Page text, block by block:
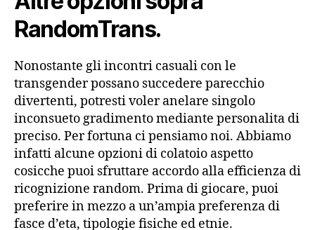
RandomTrans.
Nonostante gli incontri casuali con le
transgender possano succedere parecchio
divertenti, potresti voler anelare singolo
inconsueto gradimento mediante personalita di
preciso. Per fortuna ci pensiamo noi. Abbiamo
infatti alcune opzioni di colatoio aspetto
cosicche puoi sfruttare accordo alla efficienza di
ricognizione random. Prima di giocare, puoi
preferire in mezzo a un’ampia preferenza di
fasce d’eta, tipologie fisiche ed etnie.